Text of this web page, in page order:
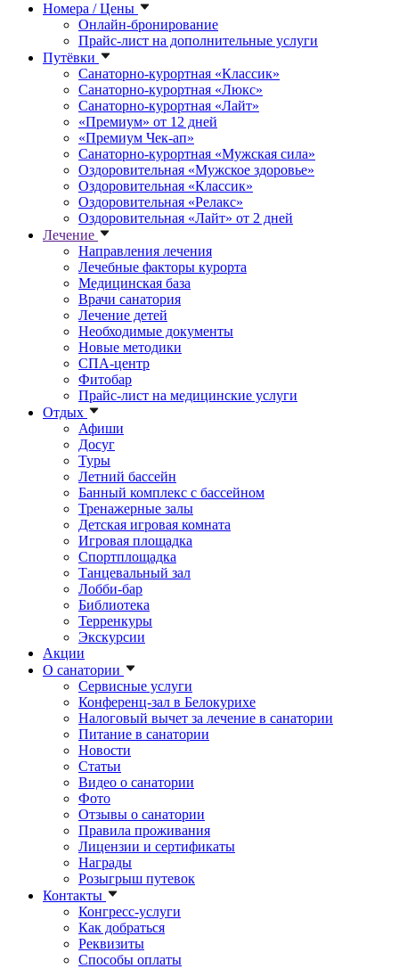
Номера / Цены
Онлайн-бронирование
Прайс-лист на дополнительные услуги
Путёвки
Санаторно-курортная «Классик»
Санаторно-курортная «Люкс»
Санаторно-курортная «Лайт»
«Премиум» от 12 дней
«Премиум Чек-ап»
Санаторно-курортная «Мужская сила»
Оздоровительная «Мужское здоровье»
Оздоровительная «Классик»
Оздоровительная «Релакс»
Оздоровительная «Лайт» от 2 дней
Лечение
Направления лечения
Лечебные факторы курорта
Медицинская база
Врачи санатория
Лечение детей
Необходимые документы
Новые методики
СПА-центр
Фитобар
Прайс-лист на медицинские услуги
Отдых
Афиши
Досуг
Туры
Летний бассейн
Банный комплекс с бассейном
Тренажерные залы
Детская игровая комната
Игровая площадка
Спортплощадка
Танцевальный зал
Лобби-бар
Библиотека
Терренкуры
Экскурсии
Акции
О санатории
Сервисные услуги
Конференц-зал в Белокурихе
Налоговый вычет за лечение в санатории
Питание в санатории
Новости
Статьи
Видео о санатории
Фото
Отзывы о санатории
Правила проживания
Лицензии и сертификаты
Награды
Розыгрыш путевок
Контакты
Конгресс-услуги
Как добраться
Реквизиты
Способы оплаты